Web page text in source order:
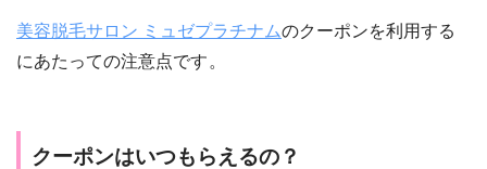
美容脱毛サロン ミュゼプラチナムのクーポンを利用する
にあたっての注意点です 。
クーポンはいつもらえるの？